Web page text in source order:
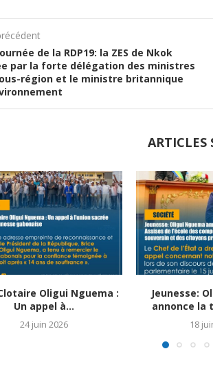
de la RDP19: la ZES de Nkok
par la forte délégation des ministres
région et le ministre britannique
ARTICLES
Oligui Nguema :
Un appel à...
24 juin 2026
Jeunesse:
annonce la
18